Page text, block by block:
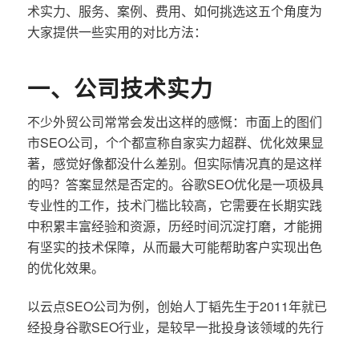
术实力、服务、案例、费用、如何挑选这五个角度为
大家提供一些实用的对比方法：
一、公司技术实力
不少外贸公司常常会发出这样的感慨：市面上的图们
市SEO公司，个个都宣称自家实力超群、优化效果显
著，感觉好像都没什么差别。但实际情况真的是这样
的吗？答案显然是否定的。谷歌SEO优化是一项极具
专业性的工作，技术门槛比较高，它需要在长期实践
中积累丰富经验和资源，历经时间沉淀打磨，才能拥
有坚实的技术保障，从而最大可能帮助客户实现出色
的优化效果。
以云点SEO公司为例，创始人丁韬先生于2011年就已
经投身谷歌SEO行业，是较早一批投身该领域的先行